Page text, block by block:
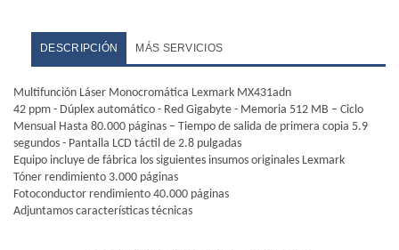
DESCRIPCIÓN MÁS SERVICIOS
Multifunción Láser Monocromática Lexmark MX431adn
42 ppm - Dúplex automático - Red Gigabyte - Memoria 512 MB – Ciclo
Mensual Hasta 80.000 páginas – Tiempo de salida de primera copia 5.9
segundos - Pantalla LCD táctil de 2.8 pulgadas
Equipo incluye de fábrica los siguientes insumos originales Lexmark
Tóner rendimiento 3.000 páginas
Fotoconductor rendimiento 40.000 páginas
Adjuntamos características técnicas